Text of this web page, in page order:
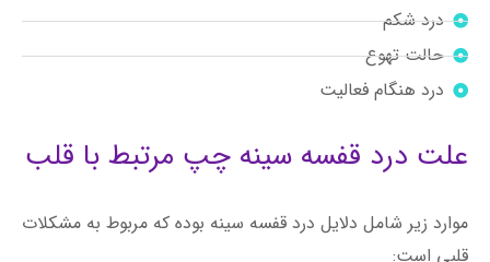
درد شکم
حالت تهوع
درد هنگام فعالیت
علت درد قفسه سینه چپ مرتبط با قلب
موارد زیر شامل دلایل درد قفسه سینه بوده که مربوط به مشکلات
قلبی است: